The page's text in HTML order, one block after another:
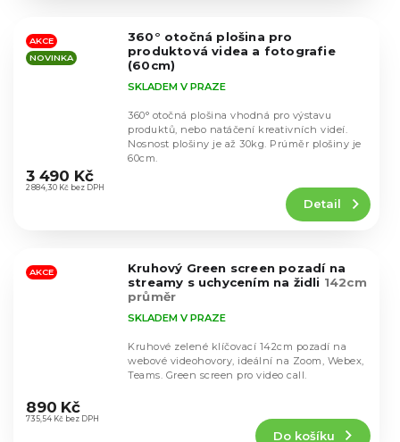
hvězdiček.
AKCE
NOVINKA
360° otočná plošina pro
produktová videa a fotografie
(60cm)
hodnocení
produktu
hvězdiček.
SKLADEM V PRAZE
2 884,30 Kč bez DPH
3 490 Kč
Detail
360° otočná plošina vhodná pro výstavu
produktů, nebo natáčení kreativních videí.
Nosnost plošiny je až 30kg. Prúměr plošiny je
60cm.
AKCE
Kruhový Green screen pozadí na
streamy s uchycením na židli 142cm
průměr
hodnocení
produktu
SKLADEM V PRAZE
735,54 Kč bez DPH
890 Kč
Do košíku
Kruhové zelené klíčovací 142cm pozadí na
webové videohovory, ideální na Zoom, Webex,
Teams. Green screen pro video call.